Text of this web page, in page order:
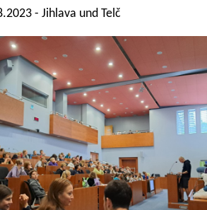
- Jihlava und Telč